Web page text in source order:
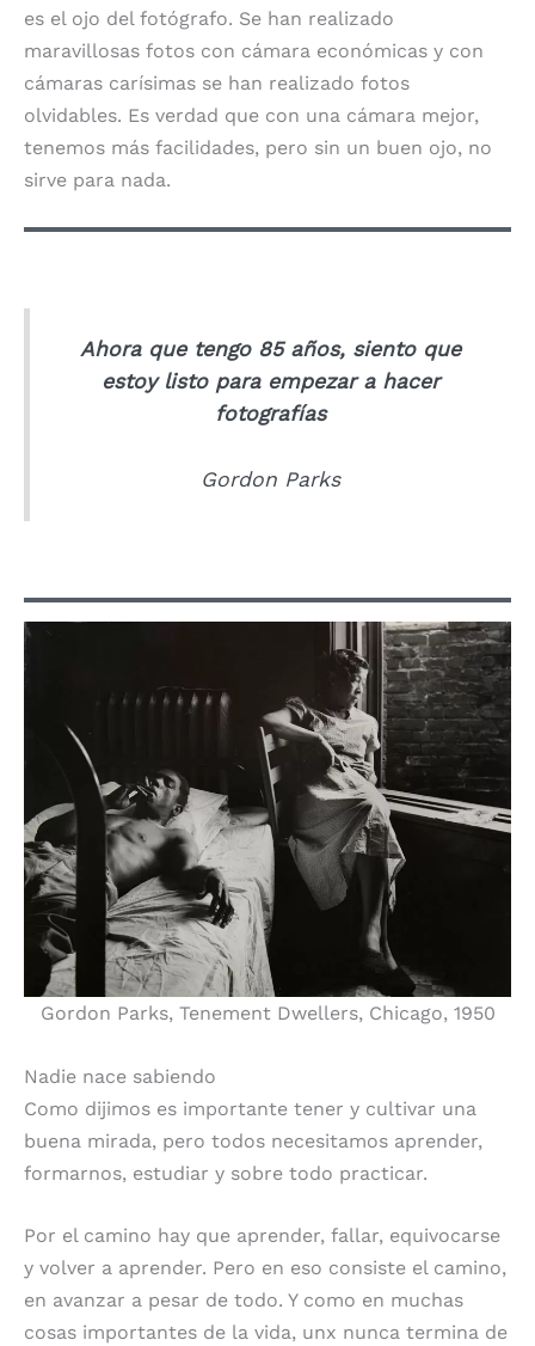
es el ojo del fotógrafo. Se han realizado
maravillosas fotos con cámara económicas y con
cámaras carísimas se han realizado fotos
olvidables. Es verdad que con una cámara mejor,
tenemos más facilidades, pero sin un buen ojo, no
sirve para nada.
Ahora que tengo 85 años, siento que
estoy listo para empezar a hacer
fotografías
Gordon Parks
Gordon Parks, Tenement Dwellers, Chicago, 1950
Nadie nace sabiendo
Como dijimos es importante tener y cultivar una
buena mirada, pero todos necesitamos aprender,
formarnos, estudiar y sobre todo practicar.
Por el camino hay que aprender, fallar, equivocarse
y volver a aprender. Pero en eso consiste el camino,
en avanzar a pesar de todo. Y como en muchas
cosas importantes de la vida, unx nunca termina de